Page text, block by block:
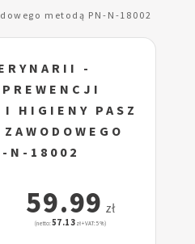
metodą PN-N-18002
-
I HIGIENY PASZ
N-18002
59.99 zł
(netto:57.13 zł + VAT: 5%)